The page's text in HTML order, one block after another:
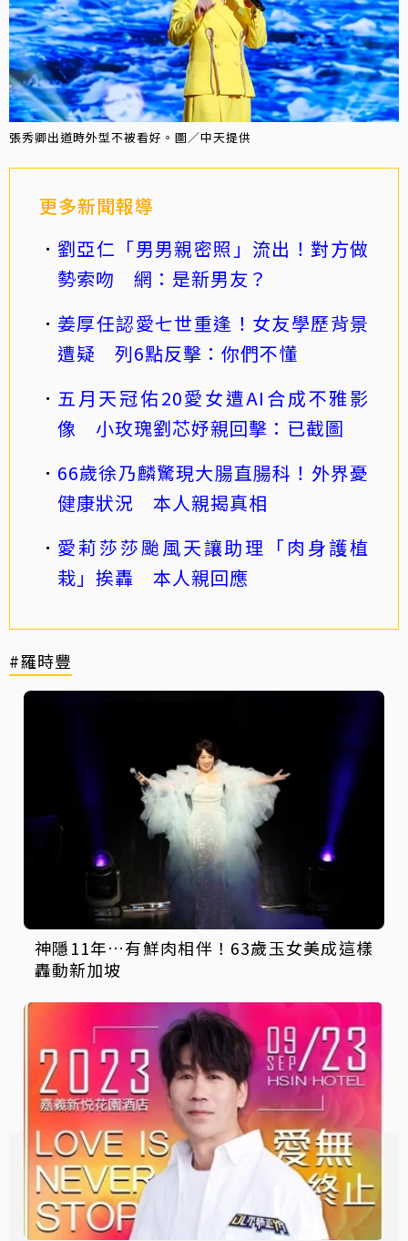
張秀卿出道時外型不被看好。圖／中天提供
更多新聞報導
劉亞仁「男男親密照」流出！對方做
勢索吻 網：是新男友？
姜厚任認愛七世重逢！女友學歷背景
遭疑 列6點反擊：你們不懂
五月天冠佑20愛女遭AI合成不雅影
像 小玫瑰劉芯妤親回擊：已截圖
66歲徐乃麟驚現大腸直腸科！外界憂
健康狀況 本人親揭真相
愛莉莎莎颱風天讓助理「肉身護植
栽」挨轟 本人親回應
#羅時豐
神隱11年…有鮮肉相伴！63歲玉女美成這樣
轟動新加坡